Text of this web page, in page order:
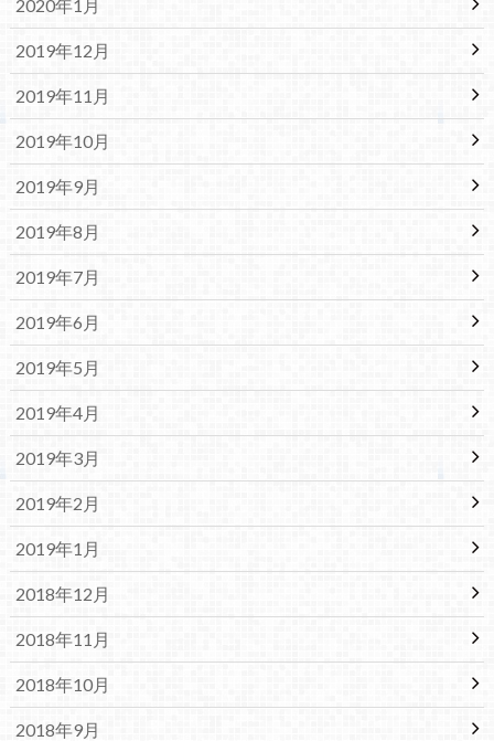
2020年1月
2019年12月
2019年11月
2019年10月
2019年9月
2019年8月
2019年7月
2019年6月
2019年5月
2019年4月
2019年3月
2019年2月
2019年1月
2018年12月
2018年11月
2018年10月
2018年9月